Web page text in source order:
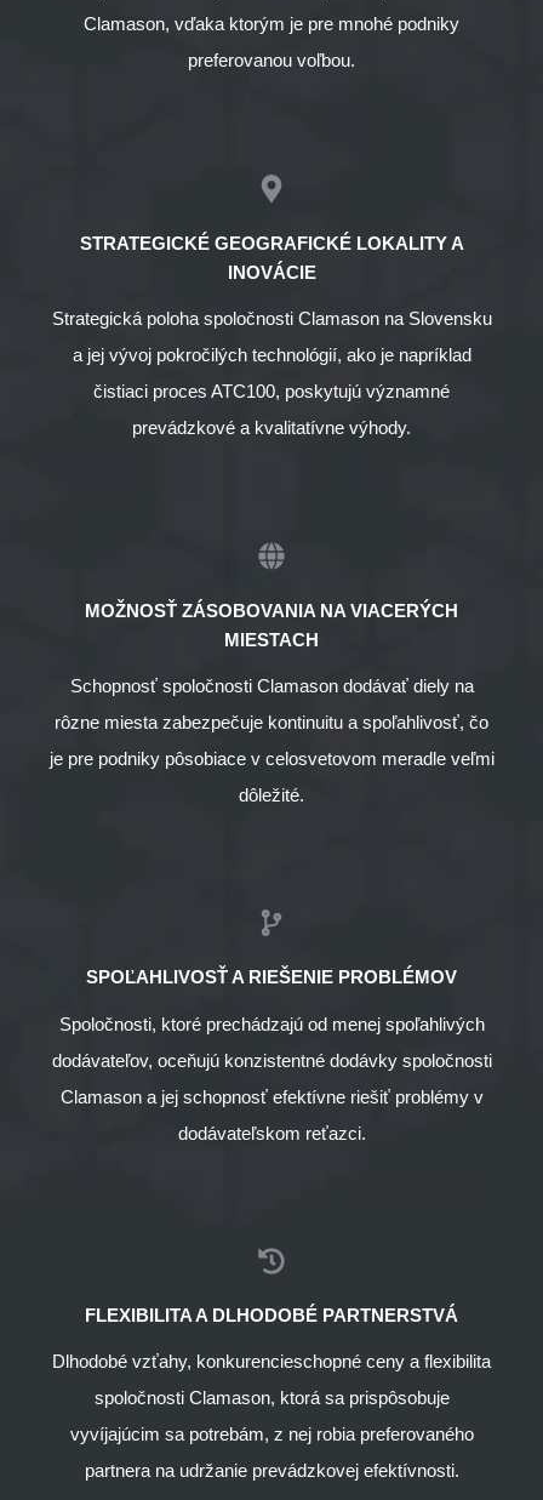
Clamason, vďaka ktorým je pre mnohé podniky
preferovanou voľbou.
STRATEGICKÉ GEOGRAFICKÉ LOKALITY A
INOVÁCIE
Strategická poloha spoločnosti Clamason na Slovensku
a jej vývoj pokročilých technológií, ako je napríklad
čistiaci proces ATC100, poskytujú významné
prevádzkové a kvalitatívne výhody.
MOŽNOSŤ ZÁSOBOVANIA NA VIACERÝCH
MIESTACH
Schopnosť spoločnosti Clamason dodávať diely na
rôzne miesta zabezpečuje kontinuitu a spoľahlivosť, čo
je pre podniky pôsobiace v celosvetovom meradle veľmi
dôležité.
SPOĽAHLIVOSŤ A RIEŠENIE PROBLÉMOV
Spoločnosti, ktoré prechádzajú od menej spoľahlivých
dodávateľov, oceňujú konzistentné dodávky spoločnosti
Clamason a jej schopnosť efektívne riešiť problémy v
dodávateľskom reťazci.
FLEXIBILITA A DLHODOBÉ PARTNERSTVÁ
Dlhodobé vzťahy, konkurencieschopné ceny a flexibilita
spoločnosti Clamason, ktorá sa prispôsobuje
vyvíjajúcim sa potrebám, z nej robia preferovaného
partnera na udržanie prevádzkovej efektívnosti.